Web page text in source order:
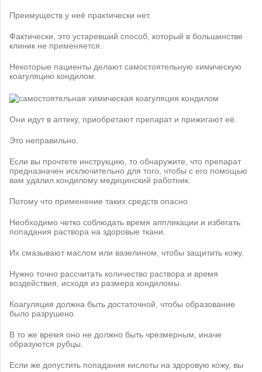
Преимуществ у неё практически нет.
Фактически, это устаревший способ, который в большинстве
клиник не применяется.
Некоторые пациенты делают самостоятельную химическую
коагуляцию кондилом.
Они идут в аптеку, приобретают препарат и прижигают её.
Это неправильно.
Если вы прочтете инструкцию, то обнаружите, что препарат
предназначен исключительно для того, чтобы с его помощью
вам удалил кондилому медицинский работник.
Потому что применение таких средств опасно.
Необходимо четко соблюдать время аппликации и избегать
попадания раствора на здоровые ткани.
Их смазывают маслом или вазелином, чтобы защитить кожу.
Нужно точно рассчитать количество раствора и время
воздействия, исходя из размера кондиломы.
Коагуляция должна быть достаточной, чтобы образование
было разрушено.
В то же время оно не должно быть чрезмерным, иначе
образуются рубцы.
Если же допустить попадания кислоты на здоровую кожу, вы